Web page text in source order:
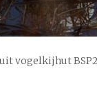
vogelkijhut